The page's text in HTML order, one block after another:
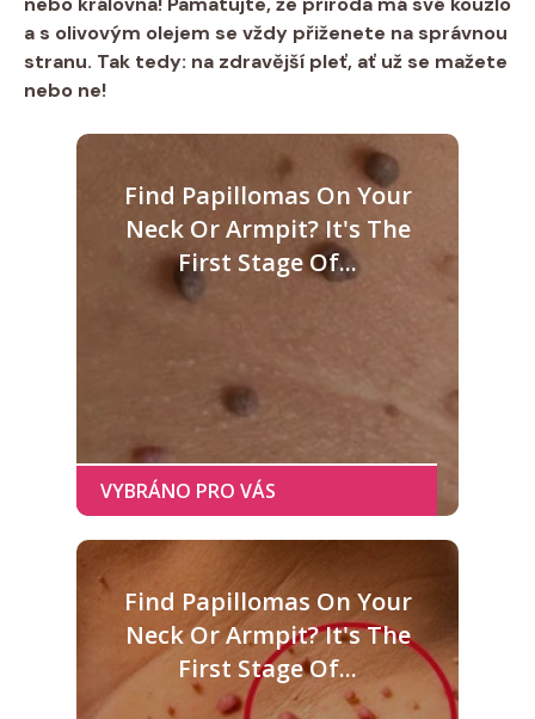
a s olivovým olejem se⁢ vždy ‍přiženete na správnou⁣
stranu.‌ Tak tedy: na⁢ zdravější pleť,⁤ ať už ⁤se mažete
nebo ne!
Find Papillomas On Your
Neck Or Armpit? It's The
First Stage Of...
Find Papillomas On Your
Neck Or Armpit? It's The
First Stage Of...